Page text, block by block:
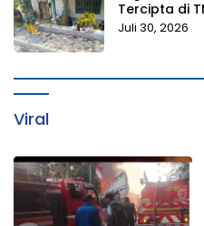
Tercipta di
Juli 30, 2026
Viral